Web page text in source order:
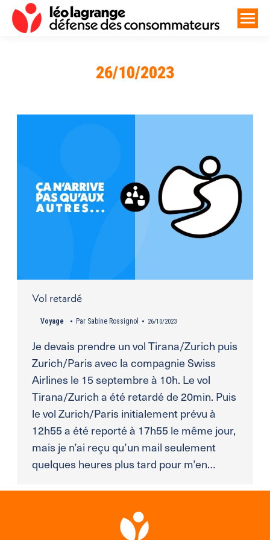
26/10/2023
Vol retardé
Voyage Par Sabine Rossignol 26/10/2023
Je devais prendre un vol Tirana/Zurich puis
Zurich/Paris avec la compagnie Swiss
Airlines le 15 septembre à 10h. Le vol
Tirana/Zurich a été retardé de 20min. Puis
le vol Zurich/Paris initialement prévu à
12h55 a été reporté à 17h55 le même jour,
mais je n’ai reçu qu’un mail seulement
quelques heures plus tard pour m’en…